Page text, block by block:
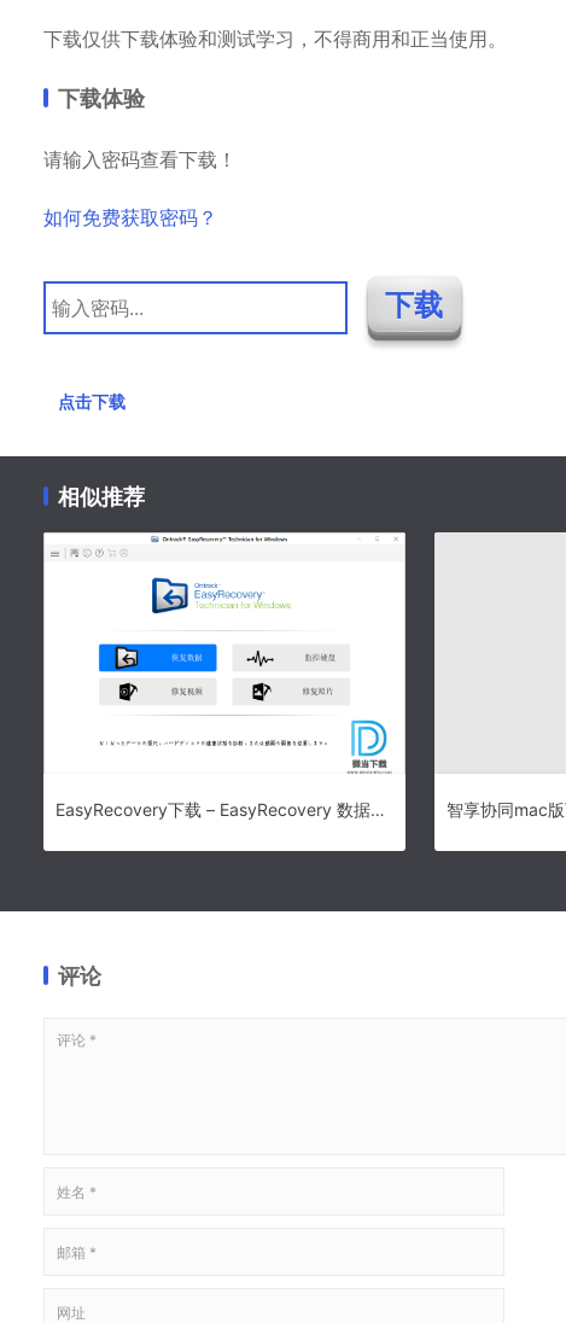
下载仅供下载体验和测试学习，不得商用和正当使用。
下载体验
请输入密码查看下载！
如何免费获取密码？
点击下载
相似推荐
EasyRecovery下载 – EasyRecovery 数据恢复软件 12.0.0.2 中文绿色企业版
评论